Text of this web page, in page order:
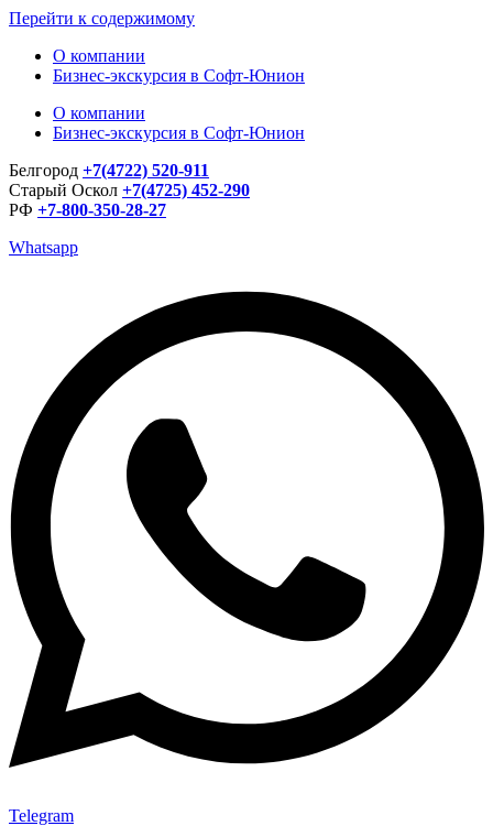
Перейти к содержимому
О компании
Бизнес-экскурсия в Софт-Юнион
О компании
Бизнес-экскурсия в Софт-Юнион
Белгород +7(4722) 520-911
Старый Оскол +7(4725) 452-290
РФ +7-800-350-28-27
Whatsapp
Telegram